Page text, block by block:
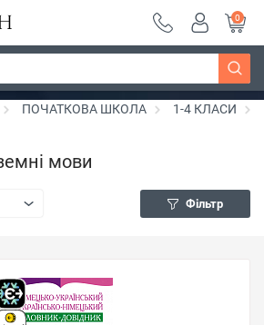
грн ~ 250 грн ~
Дізнатись більше
0
ПОЧАТКОВА ШКОЛА 1-4 КЛАСИ
мови
Фільтр